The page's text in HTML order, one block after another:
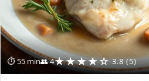
⏱ 55 min👥 4★★★★☆ 3.8 (5)